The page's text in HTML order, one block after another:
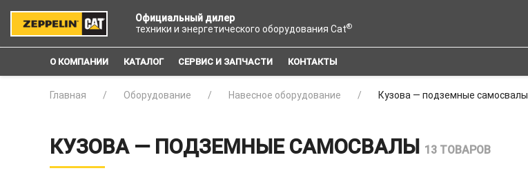
Официальный дилер
техники и энергетического оборудования Cat®
О КОМПАНИИ КАТАЛОГ СЕРВИС И ЗАПЧАСТИ КОНТАКТЫ
Главная Оборудование Навесное оборудование Кузова — подземные самосвалы
КУЗОВА — ПОДЗЕМНЫЕ САМОСВАЛЫ 13 ТОВАРОВ